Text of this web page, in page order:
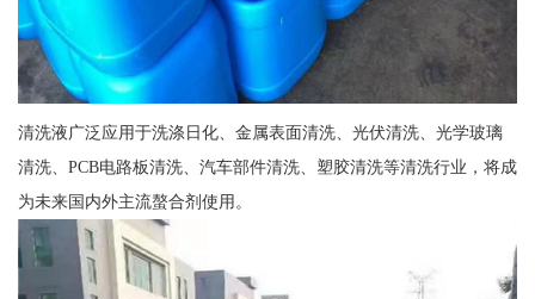
清洗液广泛应用于洗涤日化、金属表面清洗、光伏清洗、光学玻璃
清洗、PCB电路板清洗、汽车部件清洗、塑胶清洗等清洗行业，将成
为未来国内外主流螯合剂使用。